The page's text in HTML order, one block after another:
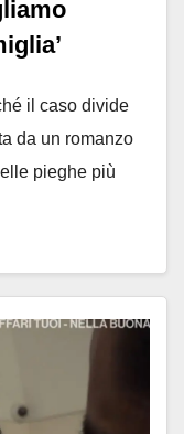
il caso divide
da un romanzo
pieghe più